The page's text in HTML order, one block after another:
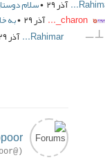
آذر ۲۹ • سلام
charon_... آذر ۲۹ • به
┴ ─
Rahimar... آذر ۲۹ •
(@rahimarabpoor)